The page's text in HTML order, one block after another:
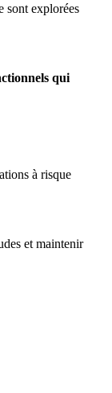
sont explorées
qui
à risque
et maintenir